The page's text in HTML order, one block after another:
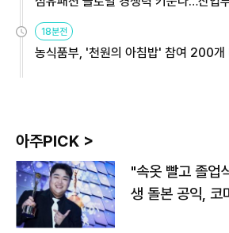
원
18분전
농식품부, '천원의 아침밥' 참여 200개
아주PICK >
"속옷 빨고 졸업
생 돌본 공익, 코